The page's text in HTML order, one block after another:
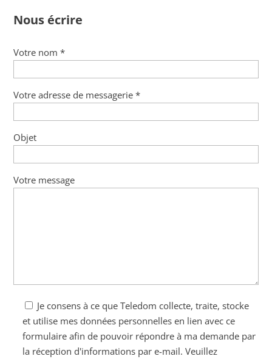
Nous écrire
Votre nom *
Votre adresse de messagerie *
Objet
Votre message
Je consens à ce que Teledom collecte, traite, stocke
et utilise mes données personnelles en lien avec ce
formulaire afin de pouvoir répondre à ma demande par
la réception d'informations par e-mail. Veuillez